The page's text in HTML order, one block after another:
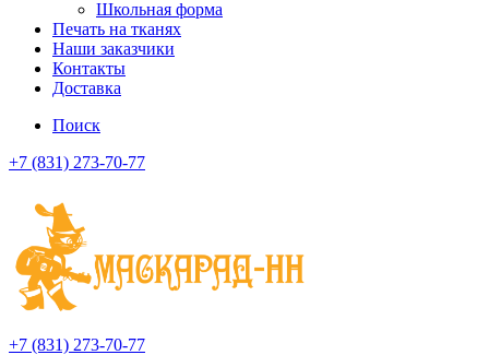
Школьная форма
Печать на тканях
Наши заказчики
Контакты
Доставка
Поиск
+7 (831) 273-70-77
+7 (831) 273-70-77